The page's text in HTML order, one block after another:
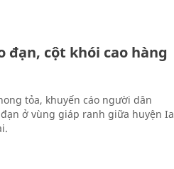
đạn, cột khói cao hàng
tỏa, khuyến cáo người dân
ở vùng giáp ranh giữa huyện Ia